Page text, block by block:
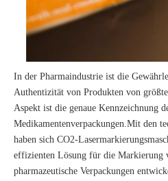
In der Pharmaindustrie ist die
Authentizität von Produkten von
Aspekt ist die genaue Kennzeichnung
Medikamentenverpackungen.Mit den
haben sich CO2-
effizienten Lösung für die Markierung
pharmazeutische Verpackungen